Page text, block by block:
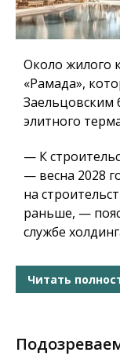
Около жилого
«Рамада»,
Заельцовским
элитного
— К
— весна 2028
на
раньше, —
службе
Читать